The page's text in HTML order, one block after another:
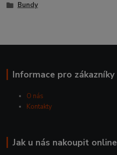
Bundy
Informace pro zákazníky
O nás
Kontakty
Jak u nás nakoupit online